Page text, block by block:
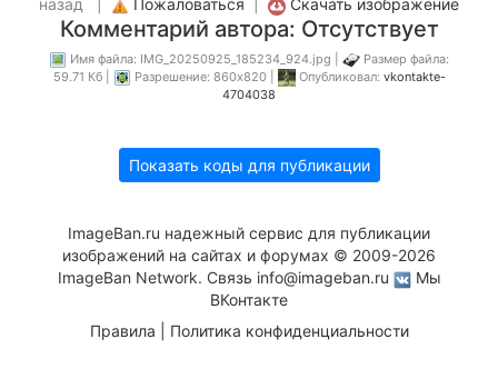
назад |
Пожаловаться Скачать изображение
Комментарий автора: Отсутствует
Имя файла: IMG_20250925_185234_924.jpg |
Размер файла:
59.71 Кб |
Разрешение: 860x820 | Опубликовал: vkontakte-
4704038
Показать коды для публикации
ImageBan.ru надежный сервис для публикации
изображений на сайтах и форумах © 2009-2026
ImageBan Network. Связь info@imageban.ru
Мы
ВКонтакте
Правила
Политика конфиденциальности